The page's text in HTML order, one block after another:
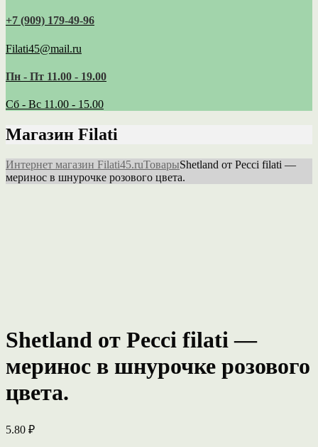
+7 (909) 179‑49-96
Filati45@mail.ru
Пн - Пт 11.00 - 19.00
Сб - Вс 11.00 - 15.00
Магазин Filati
Интернет магазин Filati45.ruТоварыShetland от Pecci filati —
меринос в шнурочке розового цвета.
Shetland от Pecci filati —
меринос в шнурочке розового
цвета.
5.80 ₽